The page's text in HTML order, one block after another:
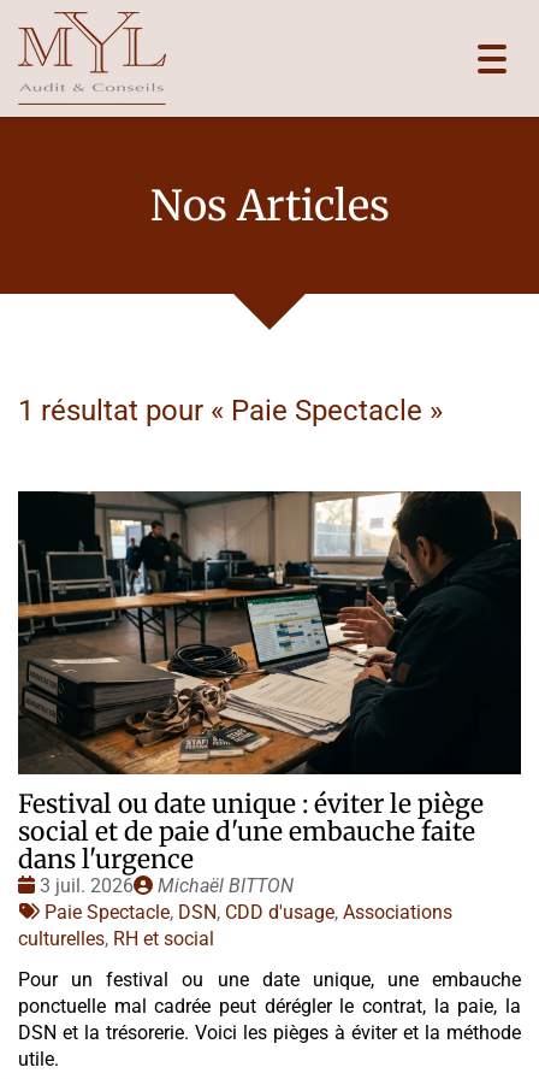
Nos Articles
1 résultat pour « Paie Spectacle »
Festival ou date unique : éviter le piège
social et de paie d'une embauche faite
dans l'urgence
Date
:
3 juil. 2026
Publié
par
Michaël BITTON
Tags
:
Paie Spectacle, DSN, CDD d'usage, Associations
culturelles, RH et social
Pour un festival ou une date unique, une embauche
ponctuelle mal cadrée peut dérégler le contrat, la paie, la
DSN et la trésorerie. Voici les pièges à éviter et la méthode
utile.